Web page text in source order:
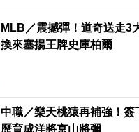
MLB／震撼彈！道奇送走3
換來塞揚王牌史庫柏爾
中職／樂天桃猿再補強！簽
歷育成洋將京山將彌